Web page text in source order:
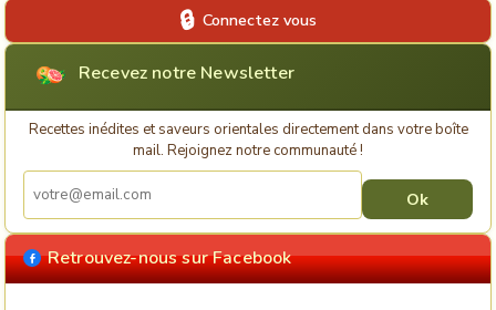
Connectez vous
Recevez notre Newsletter
Recettes inédites et saveurs orientales directement dans votre boîte
mail. Rejoignez notre communauté !
Retrouvez-nous sur Facebook